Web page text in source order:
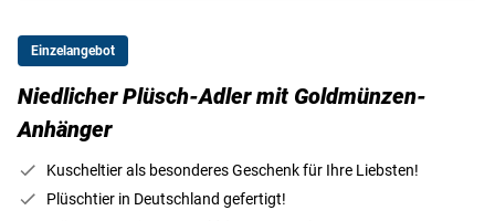
Einzelangebot
Niedlicher Plüsch-Adler mit Goldmünzen-
Anhänger
Kuscheltier als besonderes Geschenk für Ihre Liebsten!
Plüschtier in Deutschland gefertigt!